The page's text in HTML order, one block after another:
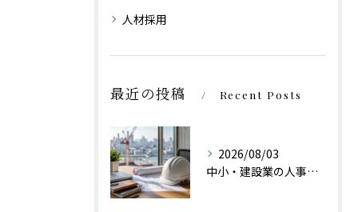
人材採用
最近の投稿 Recent Posts
2026/08/03
中小・建設業の人事で株式会社ファンズが選ばれる理由